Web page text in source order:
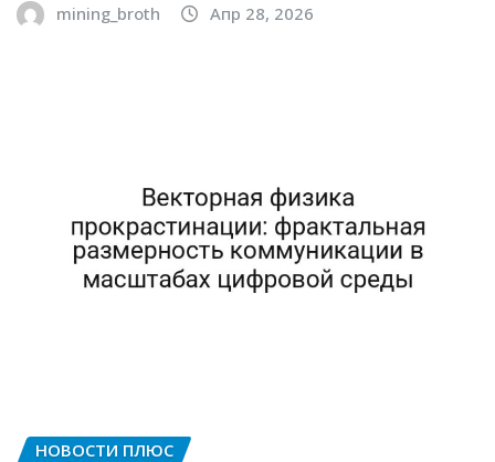
mining_broth Апр 28, 2026
НОВОСТИ ПЛЮС